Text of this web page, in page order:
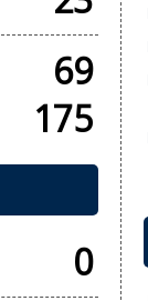
69
175
0